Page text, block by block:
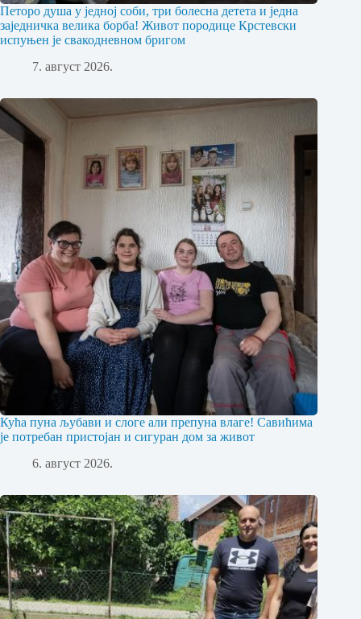
Петоро душа у једној соби, три болесна детета и једна
заједничка велика борба! Живот породице Крстевски
испуњен је свакодневном бригом
7. август 2026.
Кућа пуна љубави и слоге али препуна влаге! Савићима
је потребан пристојан и сигуран дом за живот
6. август 2026.